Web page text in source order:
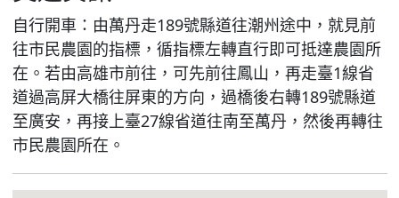
自行開車：由萬丹走189號縣道往潮州途中，就見前
往市民農園的指標，循指標左轉直行即可抵達農園所
在。若由高雄市前往，可先前往鳳山，再走臺1線省
道過高屏大橋往屏東的方向，過橋後右轉189號縣道
至廣安，再接上臺27線省道往南至萬丹，然後再轉往
市民農園所在。